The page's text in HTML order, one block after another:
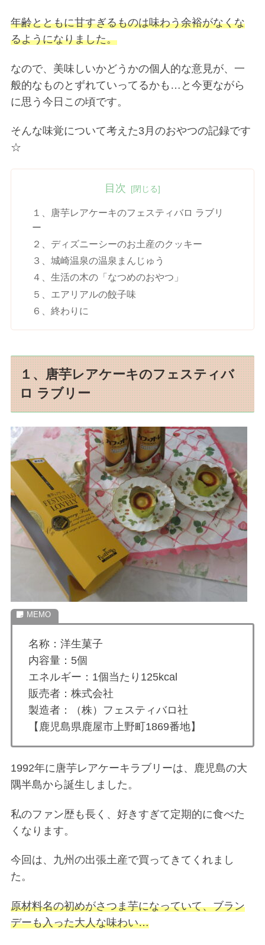
年齢とともに甘すぎるものは味わう余裕がなくな
るようになりました。
なので、美味しいかどうかの個人的な意見が、一
般的なものとずれていってるかも…と今更ながら
に思う今日この頃です。
そんな味覚について考えた3月のおやつの記録です
☆
目次
１、唐芋レアケーキのフェスティバロ ラブリ
ー
２、ディズニーシーのお土産のクッキー
３、城崎温泉の温泉まんじゅう
４、生活の木の「なつめのおやつ」
５、エアリアルの餃子味
６、終わりに
１、唐芋レアケーキのフェスティバ
ロ ラブリー
名称：洋生菓子
内容量：5個
エネルギー：1個当たり125kcal
販売者：株式会社
製造者：（株）フェスティバロ社
【鹿児島県鹿屋市上野町1869番地】
1992年に唐芋レアケーキラブリーは、鹿児島の大
隅半島から誕生しました。
私のファン歴も長く、好きすぎて定期的に食べた
くなります。
今回は、九州の出張土産で買ってきてくれまし
た。
原材料名の初めがさつま芋になっていて、ブラン
デーも入った大人な味わい…